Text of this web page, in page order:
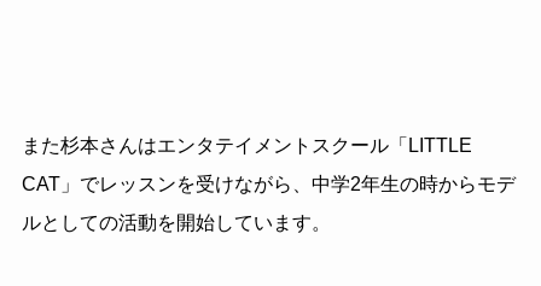
また杉本さんはエンタテイメントスクール「LITTLE
CAT」でレッスンを受けながら、中学2年生の時からモデ
ルとしての活動を開始しています。